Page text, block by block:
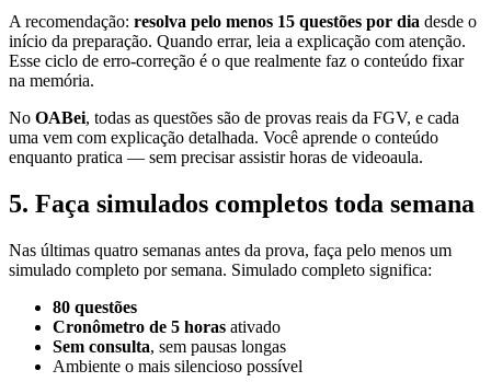
A recomendação: resolva pelo menos 15 questões por dia desde o
início da preparação. Quando errar, leia a explicação com atenção.
Esse ciclo de erro-correção é o que realmente faz o conteúdo fixar
na memória.
No OABei, todas as questões são de provas reais da FGV, e cada
uma vem com explicação detalhada. Você aprende o conteúdo
enquanto pratica — sem precisar assistir horas de videoaula.
5. Faça simulados completos toda semana
Nas últimas quatro semanas antes da prova, faça pelo menos um
simulado completo por semana. Simulado completo significa:
80 questões
Cronômetro de 5 horas ativado
Sem consulta, sem pausas longas
Ambiente o mais silencioso possível